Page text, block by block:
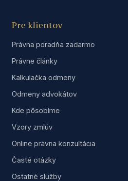
Pre klientov
Právna poradňa zadarmo
Právne články
Kalkulačka odmeny
Odmeny advokátov
Kde pôsobíme
Vzory zmlúv
Online právna konzultácia
Časté otázky
Ostatné služby